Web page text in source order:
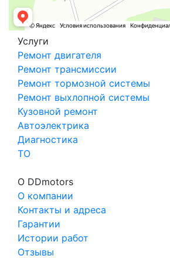
Услуги
Ремонт двигателя
Ремонт трансмиссии
Ремонт тормозной системы
Ремонт выхлопной системы
Кузовной ремонт
Автоэлектрика
Диагностика
ТО
О DDmotors
О компании
Контакты и адреса
Гарантии
Истории работ
Отзывы